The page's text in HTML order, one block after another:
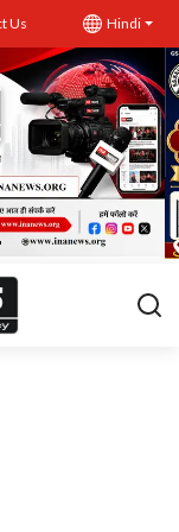
Us Hindi